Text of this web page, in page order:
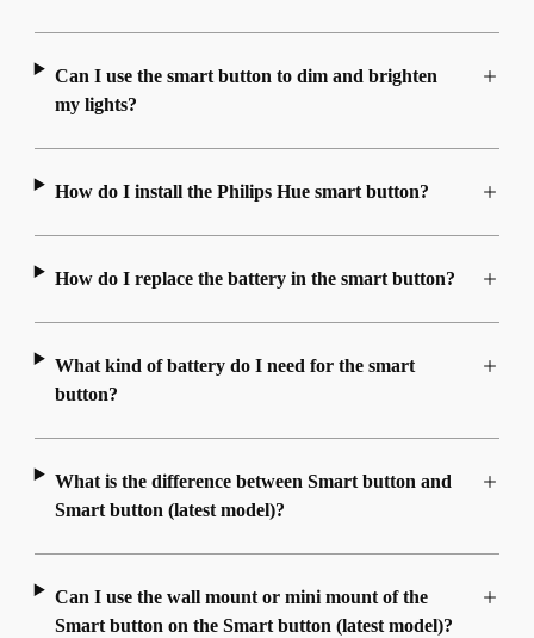
Can I use the smart button to dim and brighten
my lights?
How do I install the Philips Hue smart button?
How do I replace the battery in the smart button?
What kind of battery do I need for the smart
button?
What is the difference between Smart button and
Smart button (latest model)?
Can I use the wall mount or mini mount of the
Smart button on the Smart button (latest model)?